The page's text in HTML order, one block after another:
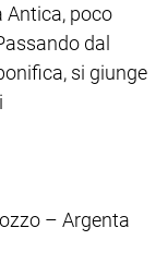
Antica, poco
dal
si giunge
– Argenta